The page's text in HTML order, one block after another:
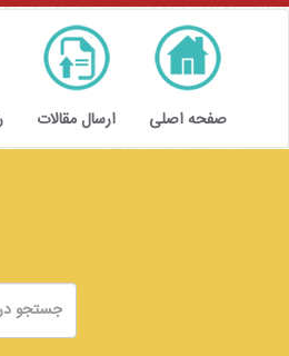
صفحه اصلی ارسال مقالات